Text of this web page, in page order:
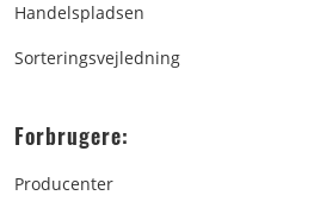
Handelspladsen
Sorteringsvejledning
Forbrugere:
Producenter